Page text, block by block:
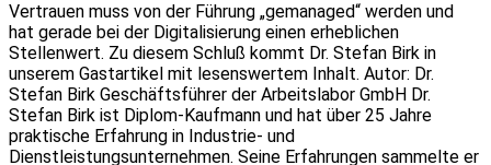
Vertrauen muss von der Führung „gemanaged“ werden und
hat gerade bei der Digitalisierung einen erheblichen
Stellenwert. Zu diesem Schluß kommt Dr. Stefan Birk in
unserem Gastartikel mit lesenswertem Inhalt. Autor: Dr.
Stefan Birk Geschäftsführer der Arbeitslabor GmbH Dr.
Stefan Birk ist Diplom-Kaufmann und hat über 25 Jahre
praktische Erfahrung in Industrie- und
Dienstleistungsunternehmen. Seine Erfahrungen sammelte er